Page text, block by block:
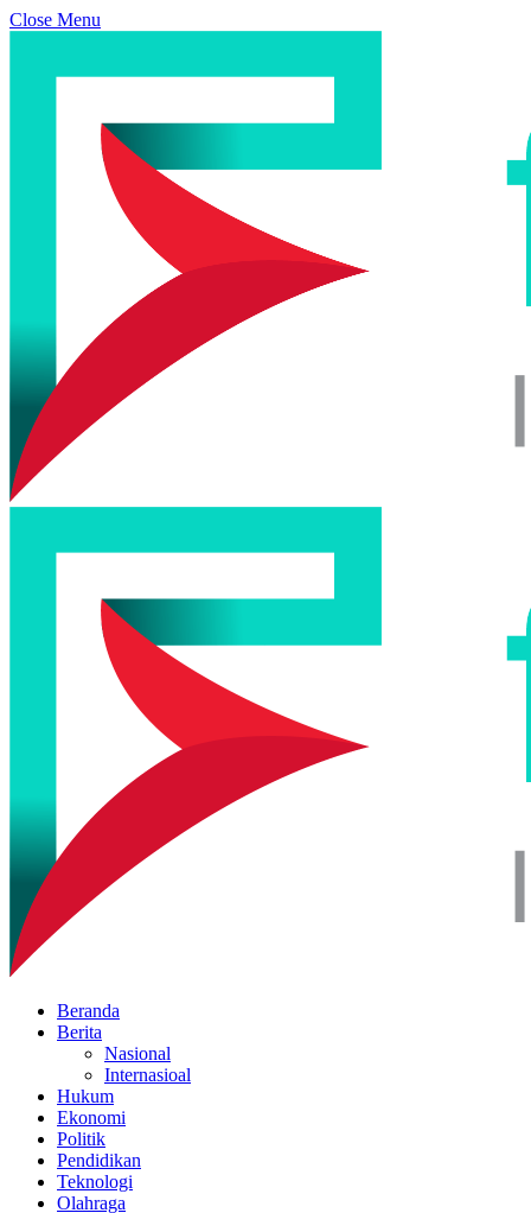
Close Menu
Beranda
Berita
Nasional
Internasioal
Hukum
Ekonomi
Politik
Pendidikan
Teknologi
Olahraga